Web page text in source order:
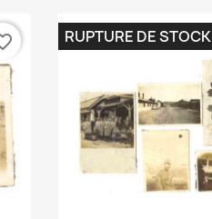
RUPTURE DE STOCK